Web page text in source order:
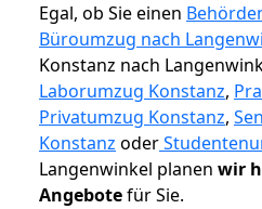
Egal, ob Sie einen
Büroumzug nach
Konstanz nach
Laborumzug Konstanz,
Privatumzug Konstanz,
Konstanz oder
Langenwinkel planen wir
Angebotefür Sie.